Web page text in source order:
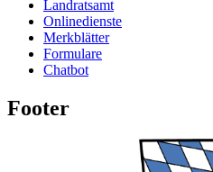
Landratsamt
Onlinedienste
Merkblätter
Formulare
Chatbot
Footer